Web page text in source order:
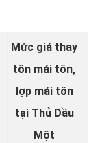
Mức giá thay
tôn mái tôn,
lợp mái tôn
tại Thủ Dầu
Một